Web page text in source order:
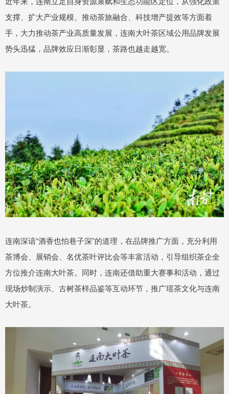
支撑、扩大产业规模、推动茶旅融合、科技增产提效等方面着
手，大力推动茶产业高质量发展，连南大叶茶区域公用品牌发展
势头迅猛，品牌效应日渐彰显，茶路也越走越宽。
连南深谙“酒香也怕巷子深”的道理，在品牌推广方面，充分利用
茶博会、展销会、名优茶叶评比会等丰富活动，引导组织茶企全
方位推介连南大叶茶。同时，连南还借助重大赛事和活动，通过
现场炒制演示、古树茶样品鉴等互动环节，推广瑶茶文化与连南
大叶茶。